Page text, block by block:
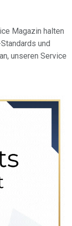
Magazin halten
und
unseren Service